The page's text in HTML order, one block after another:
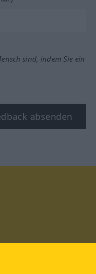
sind, indem Sie ein
absenden